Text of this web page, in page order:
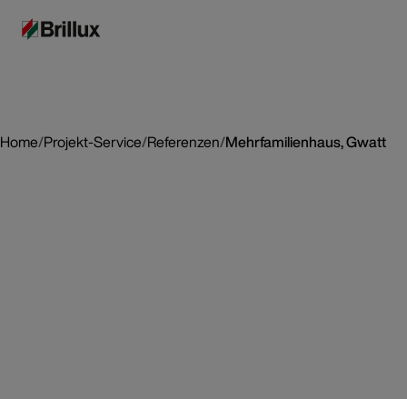
Home/Projekt-Service/Referenzen/Mehrfamilienhaus, Gwatt